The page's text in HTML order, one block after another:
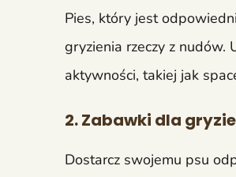
Pies, który jest
gryzienia rzeczy z nudów.
aktywności, takiej jak
2. Zabawki dla
Dostarcz swojemu psu